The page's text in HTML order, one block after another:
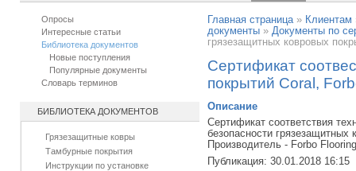
Опросы
Интересные статьи
Библиотека документов
Новые поступления
Популярные документы
Словарь терминов
БИБЛИОТЕКА ДОКУМЕНТОВ
Грязезащитные ковры
Тамбурные покрытия
Инструкции по установке
Главная страница» Клиентам
документы »Документы по
грязезащитных ковровых
Сертификат
покрытий Coral,
Описание
Сертификат соответствия
безопасности грязезащитных
Производитель - Forbo
Публикация: 30.01.2018